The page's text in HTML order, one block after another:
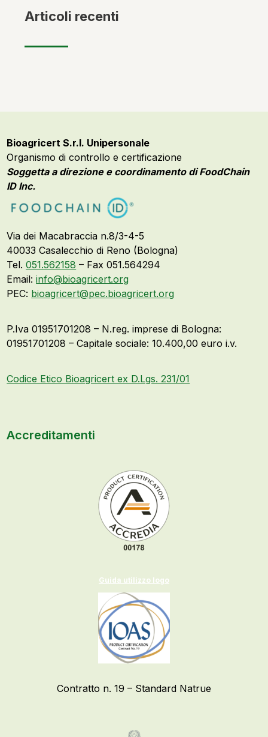
Articoli recenti
Bioagricert S.r.l. Unipersonale
Organismo di controllo e certificazione
Soggetta a direzione e coordinamento di FoodChain
ID Inc.
Via dei Macabraccia n.8/3-4-5
40033 Casalecchio di Reno (Bologna)
Tel.051.562158 – Fax 051.564294
Email:info@bioagricert.org
PEC: bioagricert@pec.bioagricert.org
P.Iva 01951701208 – N.reg. imprese di Bologna:
01951701208 – Capitale sociale: 10.400,00 euro i.v.
Codice Etico Bioagricert ex D.Lgs. 231/01
Accreditamenti
Guida utilizzo logo
Contratto n. 19 – Standard Natrue